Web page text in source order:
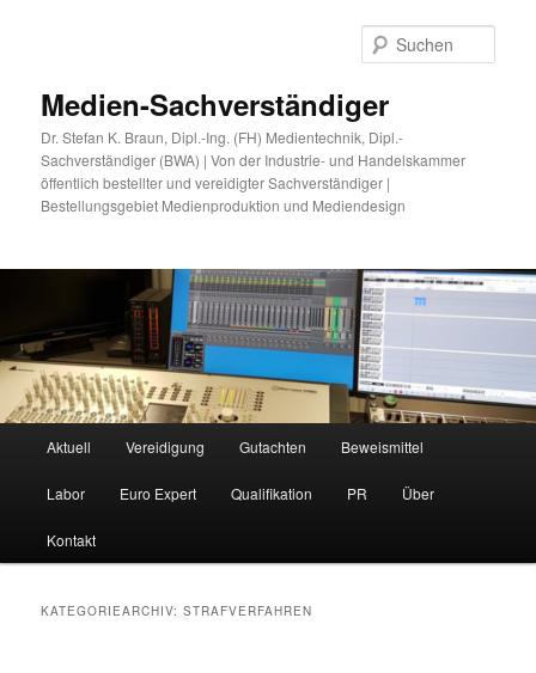
Medien-Sachverständiger
Dr. Stefan K. Braun, Dipl.-Ing. (FH) Medientechnik, Dipl.-
Sachverständiger (BWA) | Von der Industrie- und Handelskammer
öffentlich bestellter und vereidigter Sachverständiger |
Bestellungsgebiet Medienproduktion und Mediendesign
Aktuell Vereidigung Gutachten Beweismittel
Labor Euro Expert Qualifikation PR Über
Kontakt
KATEGORIEARCHIV:STRAFVERFAHREN